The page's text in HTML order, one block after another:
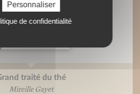
traité du thé
Mireille Gayet
Personnaliser
de confidentialité